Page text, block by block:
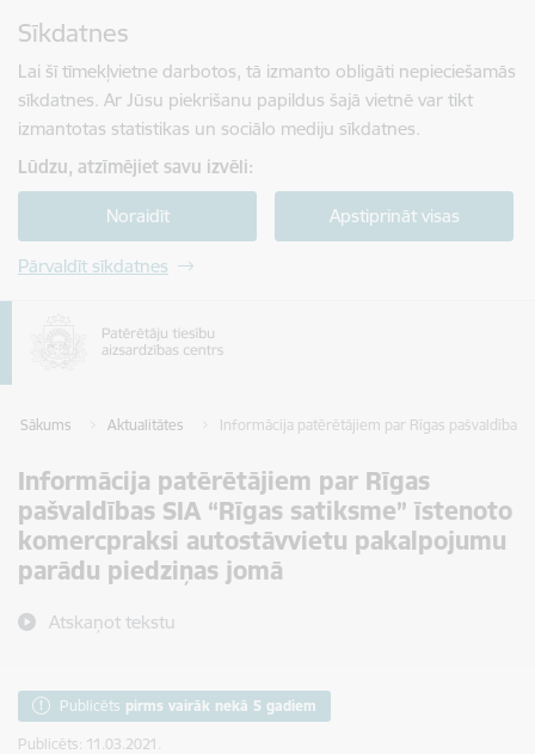
Sīkdatnes
Lai šī tīmekļvietne darbotos, tā izmanto obligāti nepieciešamās
sīkdatnes. Ar Jūsu piekrišanu papildus šajā vietnē var tikt
izmantotas statistikas un sociālo mediju sīkdatnes.
Lūdzu, atzīmējiet savu izvēli:
Noraidīt Apstiprināt visas
Pārvaldīt sīkdatnes
Sākums Aktualitātes Informācija patērētājiem par Rīgas pašvaldības
Informācija patērētājiem par Rīgas
pašvaldības SIA “Rīgas satiksme” īstenoto
komercpraksi autostāvvietu pakalpojumu
parādu piedziņas jomā
Atskaņot tekstu
Publicēts pirms vairāk nekā 5 gadiem
Publicēts: 11.03.2021.